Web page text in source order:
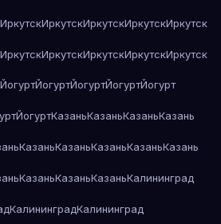
ИркутскИркутскИркутскИркутскИркутск
ИркутскИркутскИркутскИркутскИркутск
ЙогуртЙогуртЙогуртЙогуртЙогурт
ЙогуртКазаньКазаньКазаньКазань
КазаньКазаньКазаньКазаньКазань
КазаньКазаньКазаньКалининград
КалининградКалининград